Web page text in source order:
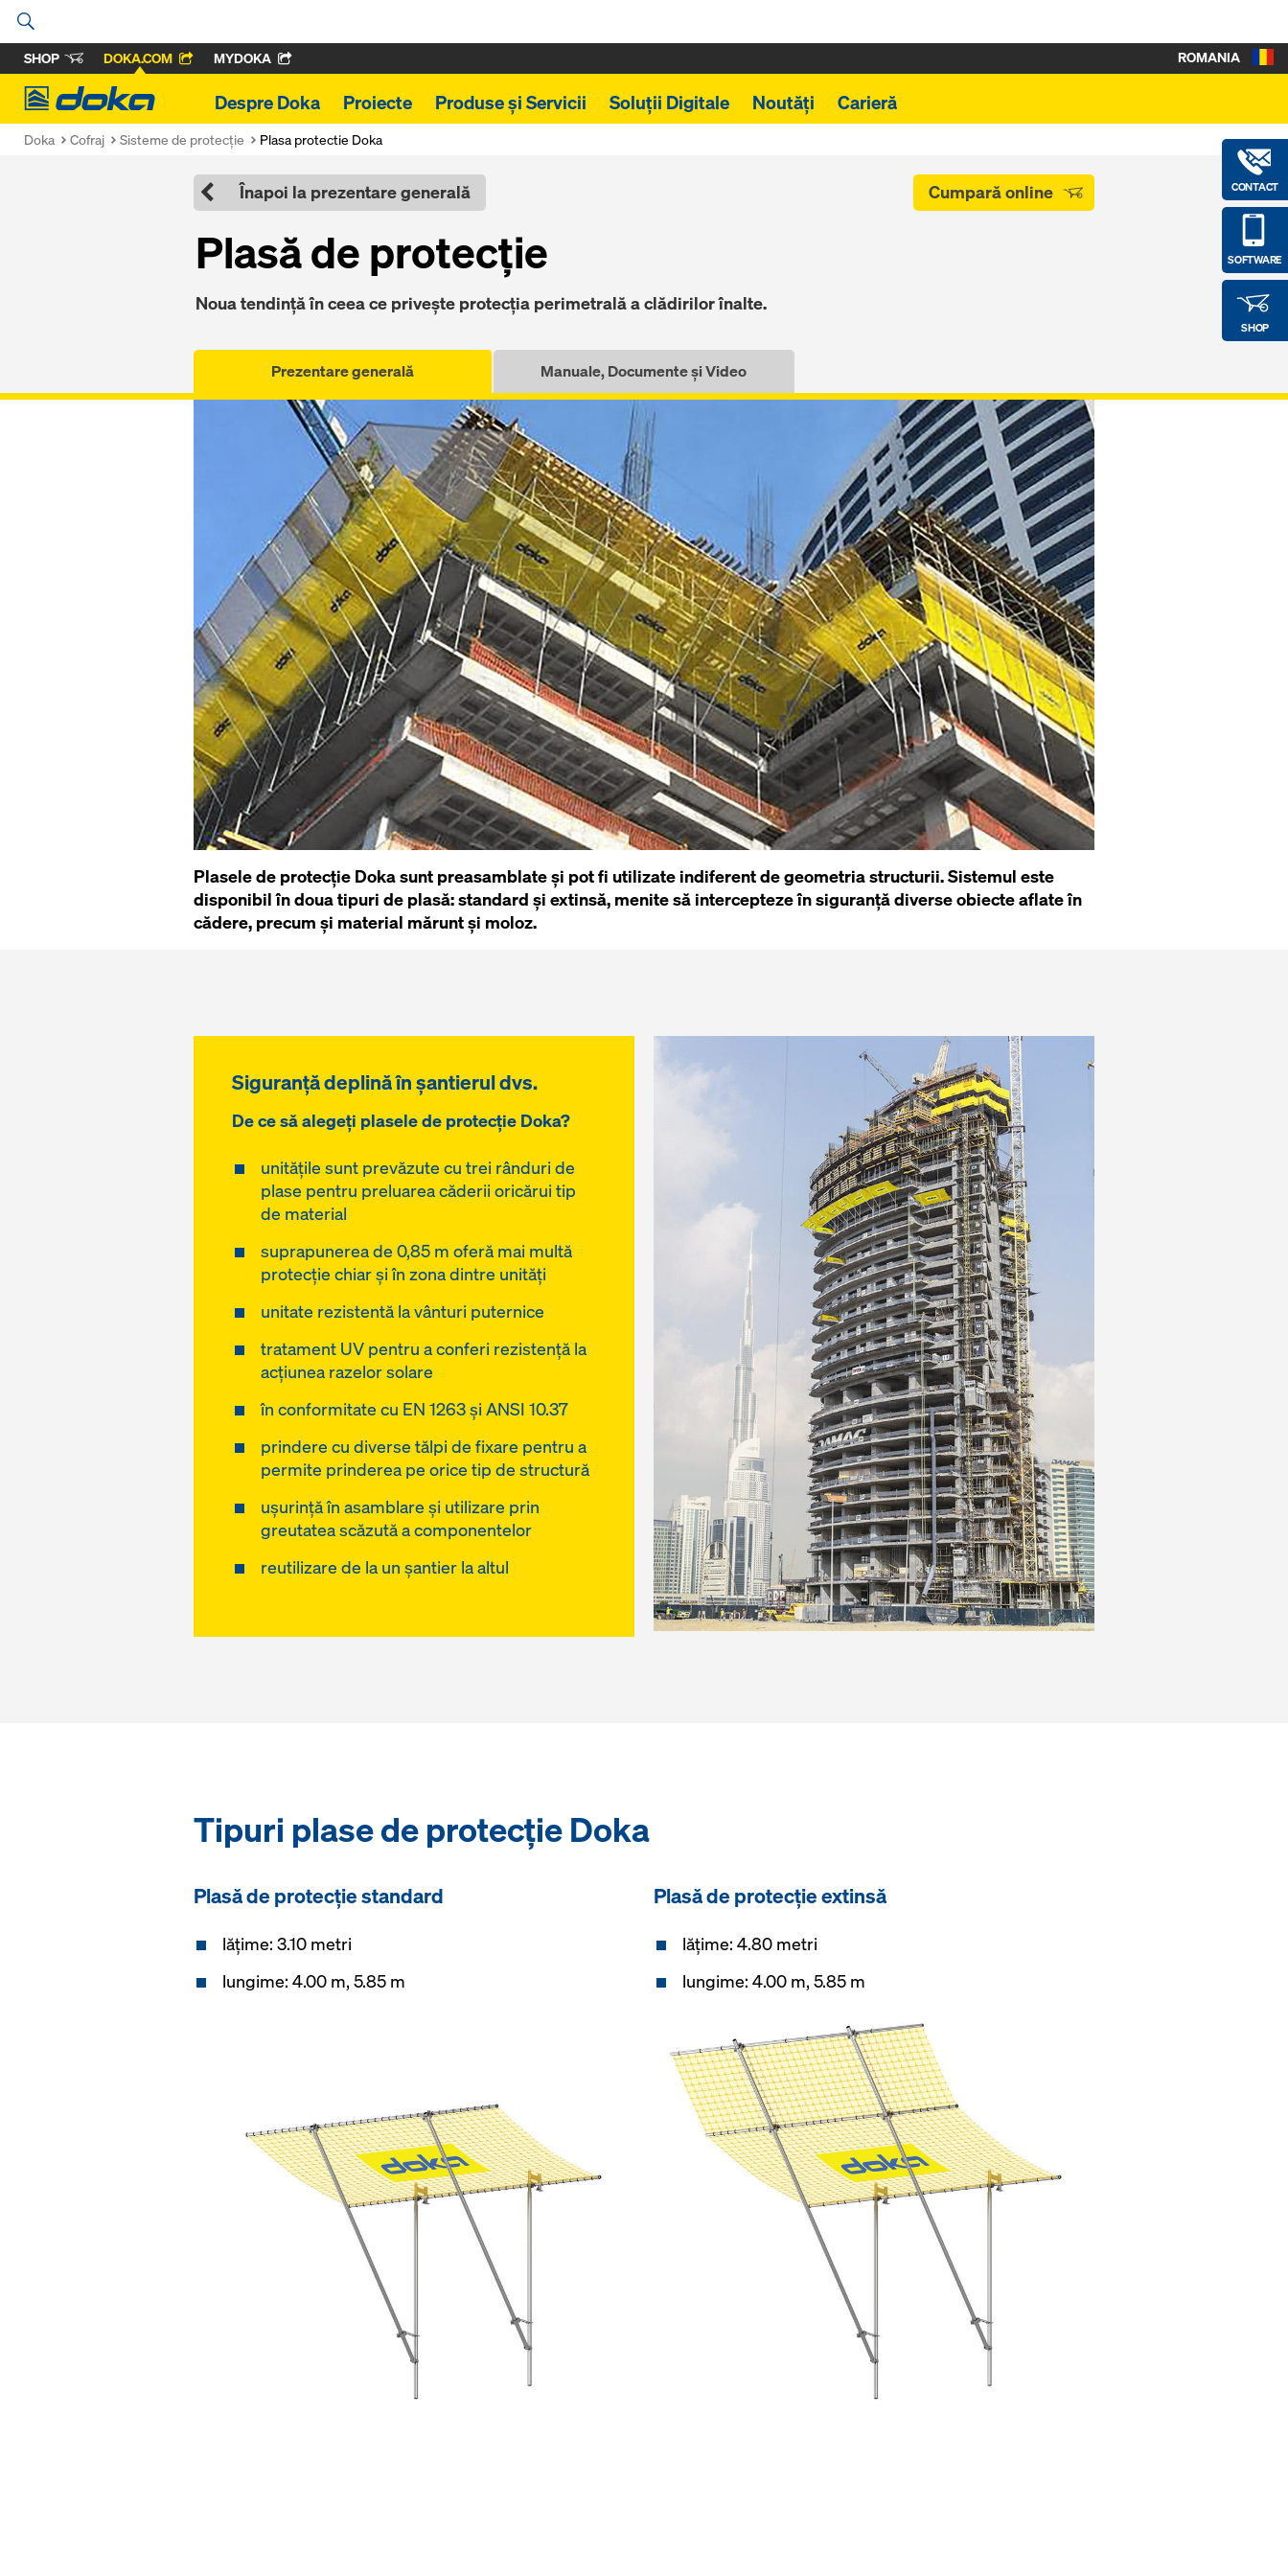
SHOP DOKA.COM MYDOKA
Doka
Despre Doka Proiecte Produse și Servicii Soluții Digitale Noutăți Carieră
CONTACT
SOFTWARE
SHOP
ROMANIA
Doka Cofraj Sisteme de protecţie Plasa protectie Doka
Înapoi la prezentare generală Cumpară online
Plasă de protecție
Noua tendință în ceea ce privește protecția perimetrală a clădirilor înalte.
Prezentare generală Manuale, Documente și Video
Plasele de protecție Doka sunt preasamblate și pot fi utilizate indiferent de geometria structurii. Sistemul este
disponibil în doua tipuri de plasă: standard și extinsă, menite să intercepteze în siguranță diverse obiecte aflate în
cădere, precum și material mărunt și moloz.
Siguranță deplină în șantierul dvs.
De ce să alegeți plasele de protecție Doka?
unitățile sunt prevăzute cu trei rânduri de
plase pentru preluarea căderii oricărui tip
de material
suprapunerea de 0,85 m oferă mai multă
protecție chiar și în zona dintre unități
unitate rezistentă la vânturi puternice
tratament UV pentru a conferi rezistență la
acțiunea razelor solare
în conformitate cu EN 1263 și ANSI 10.37
prindere cu diverse tălpi de fixare pentru a
permite prinderea pe orice tip de structură
ușurință în asamblare și utilizare prin
greutatea scăzută a componentelor
reutilizare de la un șantier la altul
Tipuri plase de protecție Doka
Plasă de protecție standard
lățime: 3.10 metri
lungime: 4.00 m, 5.85 m
Plasă de protecție extinsă
lățime: 4.80 metri
lungime: 4.00 m, 5.85 m